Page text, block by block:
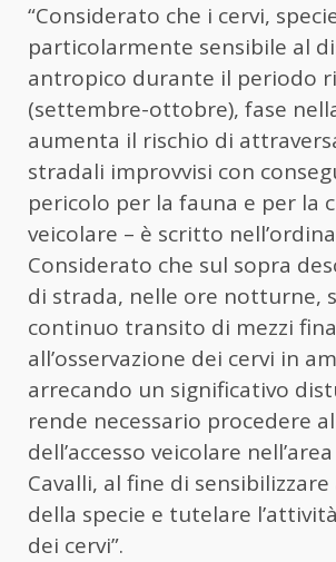
“Considerato che i cervi,
particolarmente sensibile al
antropico durante il periodo
(settembre-ottobre), fase
aumenta il rischio di
stradali improvvisi con
pericolo per la fauna e per la
veicolare – è scritto
Considerato che sul sopra
di strada, nelle ore notturne,
continuo transito di mezzi
all’osservazione dei cervi in
arrecando un significativo
rende necessario procedere
dell’accesso veicolare
Cavalli, al fine di
della specie e tutelare
dei cervi”.